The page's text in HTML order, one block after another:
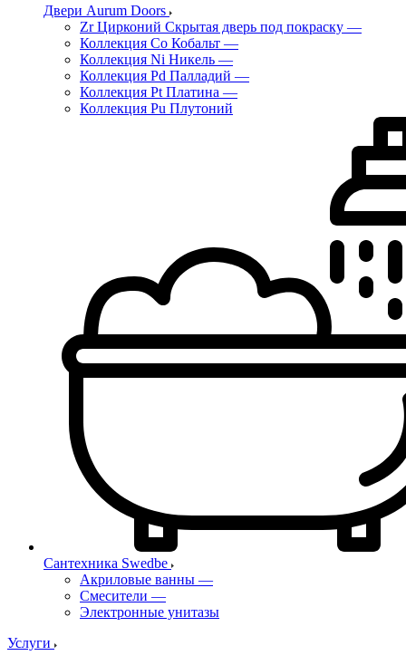
Двери Aurum Doors
Zr Цирконий Скрытая дверь под покраску —
Коллекция Co Кобальт —
Коллекция Ni Никель —
Коллекция Pd Палладий —
Коллекция Pt Платина —
Коллекция Pu Плутоний
Сантехника Swedbe
Акриловые ванны —
Смесители —
Электронные унитазы
Услуги